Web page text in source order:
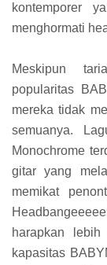
kontemporer
menghormati
Meskipun
popularitas
mereka tidak
semuanya.
Monochrome
gitar yang
memikat
harapkan
kapasitas